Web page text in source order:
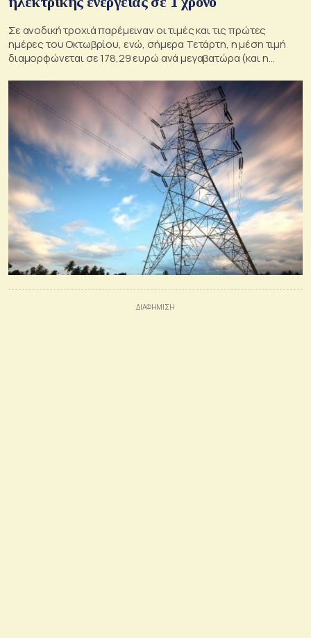
Σε ανοδική τροχιά παρέμειναν οι τιμές και τις πρώτες
ημέρες του Οκτωβρίου, ενώ, σήμερα Τετάρτη, η μέση τιμή
διαμορφώνεται σε 178,29 ευρώ ανά μεγαβατώρα (και η